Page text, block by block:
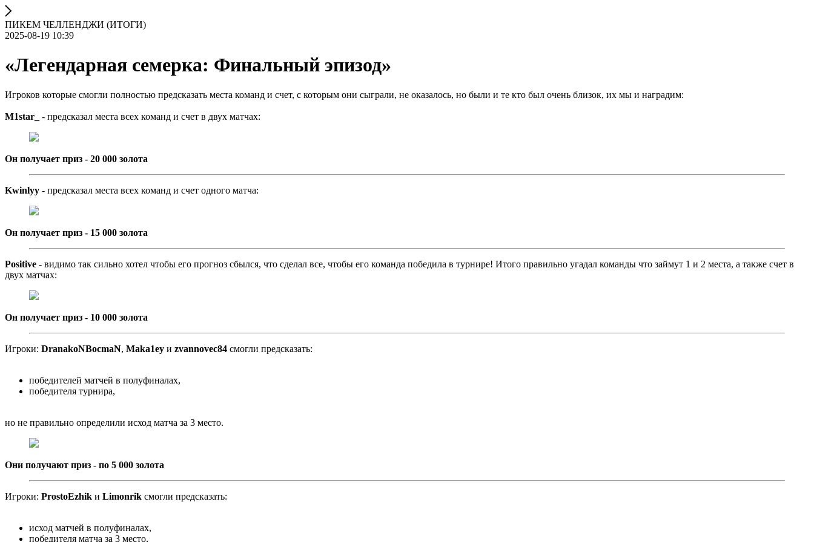
ПИКЕМ ЧЕЛЛЕНДЖИ (ИТОГИ)
2025-08-19 10:39
«Легендарная семерка: Финальный эпизод»
Игроков которые смогли полностью предсказать места команд и счет, с которым они сыграли, не оказалось, но были и те кто был очень близок, их мы и наградим:
M1star_ - предсказал места всех команд и счет в двух матчах:
Он получает приз - 20 000 золота
Kwinlyy - предсказал места всех команд и счет одного матча:
Он получает приз - 15 000 золота
Positive - видимо так сильно хотел чтобы его прогноз сбылся, что сделал все, чтобы его команда победила в турнире! Итого правильно угадал команды что займут 1 и 2 места, а также счет в
двух матчах:
Он получает приз - 10 000 золота
Игроки: DranakoNBocmaN, Maka1ey и zvannovec84 смогли предсказать:
победителей матчей в полуфиналах,
победителя турнира,
но не правильно определили исход матча за 3 место.
Они получают приз - по 5 000 золота
Игроки: ProstoEzhik и Limonrik смогли предсказать:
исход матчей в полуфиналах,
победителя матча за 3 место,